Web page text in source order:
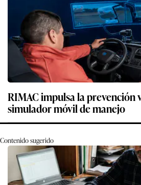
RIMAC impulsa la prevención
simulador móvil de manejo
Contenido sugerido